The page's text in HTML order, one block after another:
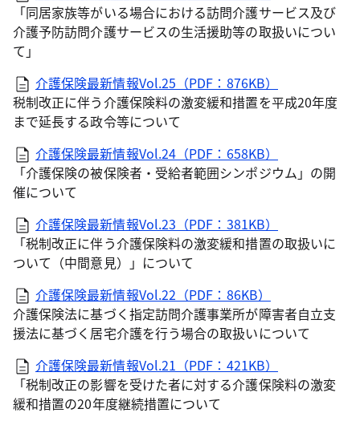
「同居家族等がいる場合における訪問介護サービス及び
介護予防訪問介護サービスの生活援助等の取扱いについ
て」
介護保険最新情報Vol.25（PDF：876KB）
税制改正に伴う介護保険料の激変緩和措置を平成20年度
まで延長する政令等について
介護保険最新情報Vol.24（PDF：658KB）
「介護保険の被保険者・受給者範囲シンポジウム」の開
催について
介護保険最新情報Vol.23（PDF：381KB）
「税制改正に伴う介護保険料の激変緩和措置の取扱いに
ついて（中間意見）」について
介護保険最新情報Vol.22（PDF：86KB）
介護保険法に基づく指定訪問介護事業所が障害者自立支
援法に基づく居宅介護を行う場合の取扱いについて
介護保険最新情報Vol.21（PDF：421KB）
「税制改正の影響を受けた者に対する介護保険料の激変
緩和措置の20年度継続措置について